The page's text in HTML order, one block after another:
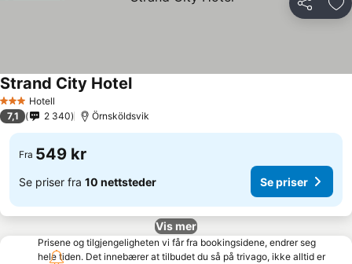
Del
3 StjernerHotell
Strand City Hotel
7,1 2 340 Örnsköldsvik
Fra 549 kr
Se priser fra 10 nettsteder Se priser
Vis mer
Prisene og tilgjengeligheten vi får fra bookingsidene, endrer seg
hele tiden. Det innebærer at tilbudet du så på trivago, ikke alltid er